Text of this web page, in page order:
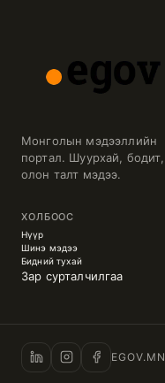
Монголын мэдээллийн
портал. Шуурхай, бодит,
олон талт мэдээ.
ХОЛБООС
Нүүр
Шинэ мэдээ
Бидний тухай
Зар сурталчилгаа
EGOV.MN